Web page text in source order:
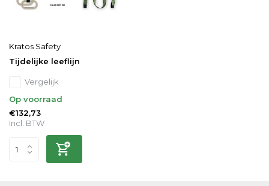
Kratos Safety
Tijdelijke leeflijn
Vergelijk
Op voorraad
€132,73
Incl. BTW